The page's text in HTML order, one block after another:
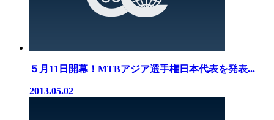
５月11日開幕！MTBアジア選手権日本代表を発表...
2013.05.02